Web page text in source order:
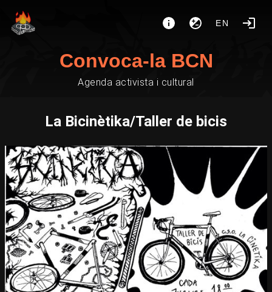
EN
Convoca-la BCN
Agenda activista i cultural
La Bicinètika/Taller de bicis